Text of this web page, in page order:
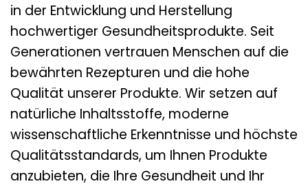
in der Entwicklung und Herstellung
hochwertiger Gesundheitsprodukte. Seit
Generationen vertrauen Menschen auf die
bewährten Rezepturen und die hohe
Qualität unserer Produkte. Wir setzen auf
natürliche Inhaltsstoffe, moderne
wissenschaftliche Erkenntnisse und höchste
Qualitätsstandards, um Ihnen Produkte
anzubieten, die Ihre Gesundheit und Ihr